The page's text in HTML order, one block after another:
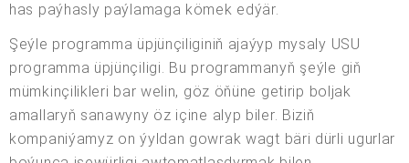
has paýhasly paýlamaga kömek edýär.
Şeýle programma üpjünçiliginiň ajaýyp mysaly USU
programma üpjünçiligi. Bu programmanyň şeýle giň
mümkinçilikleri bar welin, göz öňüne getirip boljak
amallaryň sanawyny öz içine alyp biler. Biziň
kompaniýamyz on ýyldan gowrak wagt bäri dürli ugurlar